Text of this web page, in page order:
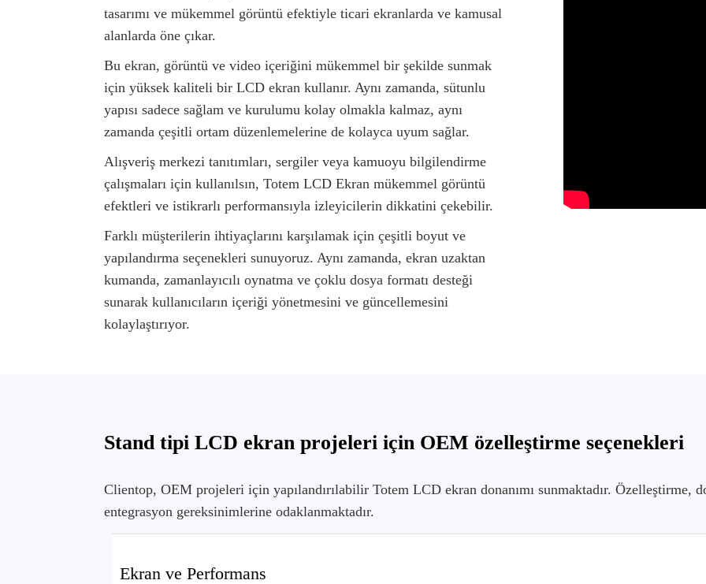
tasarımı ve mükemmel görüntü efektiyle ticari ekranlarda ve kamusal
alanlarda öne çıkar.
Bu ekran, görüntü ve video içeriğini mükemmel bir şekilde sunmak
için yüksek kaliteli bir LCD ekran kullanır. Aynı zamanda, sütunlu
yapısı sadece sağlam ve kurulumu kolay olmakla kalmaz, aynı
zamanda çeşitli ortam düzenlemelerine de kolayca uyum sağlar.
Alışveriş merkezi tanıtımları, sergiler veya kamuoyu bilgilendirme
çalışmaları için kullanılsın, Totem LCD Ekran mükemmel görüntü
efektleri ve istikrarlı performansıyla izleyicilerin dikkatini çekebilir.
Farklı müşterilerin ihtiyaçlarını karşılamak için çeşitli boyut ve
yapılandırma seçenekleri sunuyoruz. Aynı zamanda, ekran uzaktan
kumanda, zamanlayıcılı oynatma ve çoklu dosya formatı desteği
sunarak kullanıcıların içeriği yönetmesini ve güncellemesini
kolaylaştırıyor.
Stand tipi LCD ekran projeleri için OEM özelleştirme seçenekleri
Clientop, OEM projeleri için yapılandırılabilir Totem LCD ekran donanımı sunmaktadır. Özelleştirme,
entegrasyon gereksinimlerine odaklanmaktadır.
Ekran ve Performans